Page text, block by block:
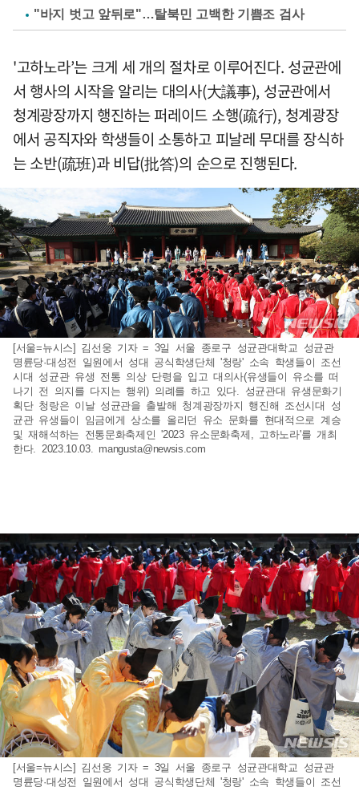
"바지 벗고 앞뒤로"…탈북민 고백한 기쁨조 검사
'고하노라’는 크게 세 개의 절차로 이루어진다. 성균관에
서 행사의 시작을 알리는 대의사(大議事), 성균관에서
청계광장까지 행진하는 퍼레이드 소행(疏行), 청계광장
에서 공직자와 학생들이 소통하고 피날레 무대를 장식하
는 소반(疏班)과 비답(批答)의 순으로 진행된다.
[서울=뉴시스] 김선웅 기자 = 3일 서울 종로구 성균관대학교 성균관
명륜당·대성전 일원에서 성대 공식학생단체 '청랑' 소속 학생들이 조선
시대 성균관 유생 전통 의상 단령을 입고 대의사(유생들이 유소를 떠
나기 전 의지를 다지는 행위) 의례를 하고 있다. 성균관대 유생문화기
획단 청랑은 이날 성균관을 출발해 청계광장까지 행진해 조선시대 성
균관 유생들이 임금에게 상소를 올리던 유소 문화를 현대적으로 계승
및 재해석하는 전통문화축제인 '2023 유소문화축제, 고하노라'를 개최
한다. 2023.10.03. mangusta@newsis.com
[서울=뉴시스] 김선웅 기자 = 3일 서울 종로구 성균관대학교 성균관
명륜당·대성전 일원에서 성대 공식학생단체 '청랑' 소속 학생들이 조선